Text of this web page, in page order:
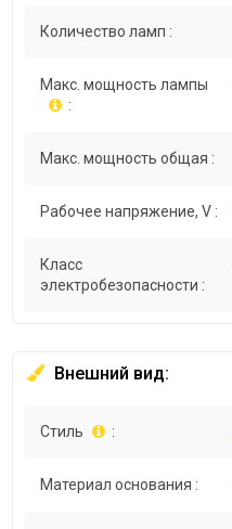
Количество ламп :
Макс. мощность лампы
:
Макс. мощность общая :
Рабочее напряжение, V :
Класс
электробезопасности :
Внешний вид:
Стиль :
Материал основания :